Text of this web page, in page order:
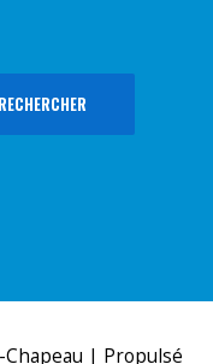
RECHERCHER
| Propulsé